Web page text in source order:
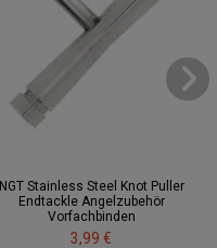
NGT Stainless Steel Knot Puller
Endtackle Angelzubehör
Vorfachbinden
3,99 €